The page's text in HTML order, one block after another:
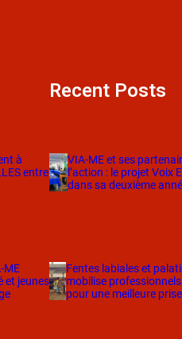
à
entre
ME
et jeunes
Recent Posts
VIA-ME et ses
l’action : le projet Voix
dans sa deuxième
Fentes labiales et
mobilise
pour une meilleure